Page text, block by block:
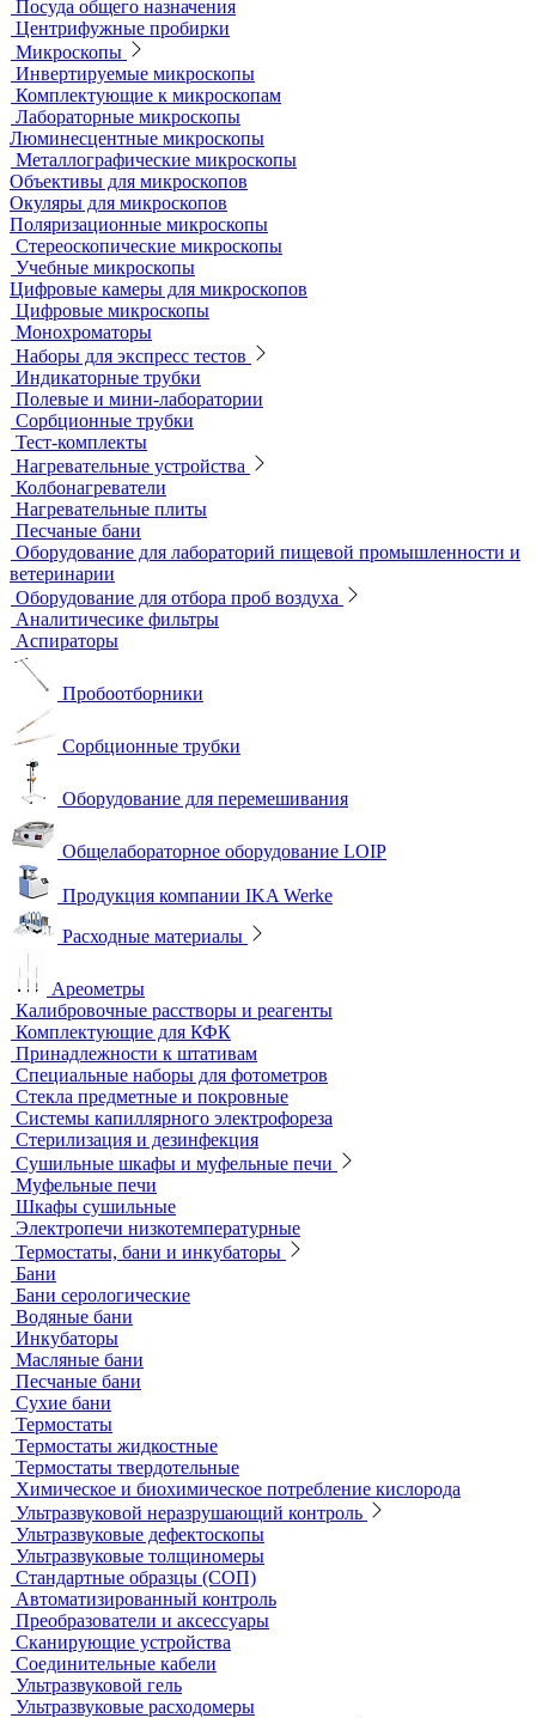
Посуда общего назначения
Центрифужные пробирки
Микроскопы
Инвертируемые микроскопы
Комплектующие к микроскопам
Лабораторные микроскопы
Люминесцентные микроскопы
Металлографические микроскопы
Объективы для микроскопов
Окуляры для микроскопов
Поляризационные микроскопы
Стереоскопические микроскопы
Учебные микроскопы
Цифровые камеры для микроскопов
Цифровые микроскопы
Монохроматоры
Наборы для экспресс тестов
Индикаторные трубки
Полевые и мини-лаборатории
Сорбционные трубки
Тест-комплекты
Нагревательные устройства
Колбонагреватели
Нагревательные плиты
Песчаные бани
Оборудование для лабораторий пищевой промышленности и
ветеринарии
Оборудование для отбора проб воздуха
Аналитичесике фильтры
Аспираторы
Пробоотборники
Сорбционные трубки
Оборудование для перемешивания
Общелабораторное оборудование LOIP
Продукция компании IKA Werke
Расходные материалы
Ареометры
Калибровочные расстворы и реагенты
Комплектующие для КФК
Принадлежности к штативам
Специальные наборы для фотометров
Стекла предметные и покровные
Системы капиллярного электрофореза
Стерилизация и дезинфекция
Сушильные шкафы и муфельные печи
Муфельные печи
Шкафы сушильные
Электропечи низкотемпературные
Термостаты, бани и инкубаторы
Бани
Бани серологические
Водяные бани
Инкубаторы
Масляные бани
Песчаные бани
Сухие бани
Термостаты
Термостаты жидкостные
Термостаты твердотельные
Химическое и биохимическое потребление кислорода
Ультразвуковой неразрушающий контроль
Ультразвуковые дефектоскопы
Ультразвуковые толщиномеры
Стандартные образцы (СОП)
Автоматизированный контроль
Преобразователи и аксессуары
Сканирующие устройства
Соединительные кабели
Ультразвуковой гель
Ультразвуковые расходомеры